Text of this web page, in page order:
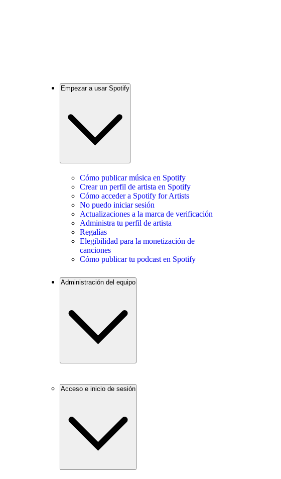
Empezar a usar Spotify
Cómo publicar música en Spotify
Crear un perfil de artista en Spotify
Cómo acceder a Spotify for Artists
No puedo iniciar sesión
Actualizaciones a la marca de verificación
Administra tu perfil de artista
Regalías
Elegibilidad para la monetización de
canciones
Cómo publicar tu podcast en Spotify
Administración del equipo
Acceso e inicio de sesión